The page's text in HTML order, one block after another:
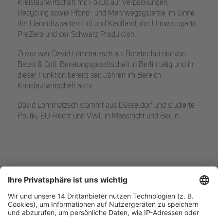
Kreislaufwirtschaft mit Fokus auf Verpackungen,
Recycling sowie Pfand- und Mehrwegsysteme im Sinne
der Handelssparten Lidl und Kaufland, der Umweltsparte
PreZero und der Schwarz Produktion.
Zuvor war David Lommatzsch als Berater bei der von
Beust & Coll. Beratungsgesellschaft in Berlin tätig und in
dieser Funktion bereits seit Jahren im Bereich
Kreislaufwirtschaft aktiv.
David Lommatzsch stammt aus Düsseldorf und studierte
Politik, EU-Recht und VWL in Maastricht und Berlin.